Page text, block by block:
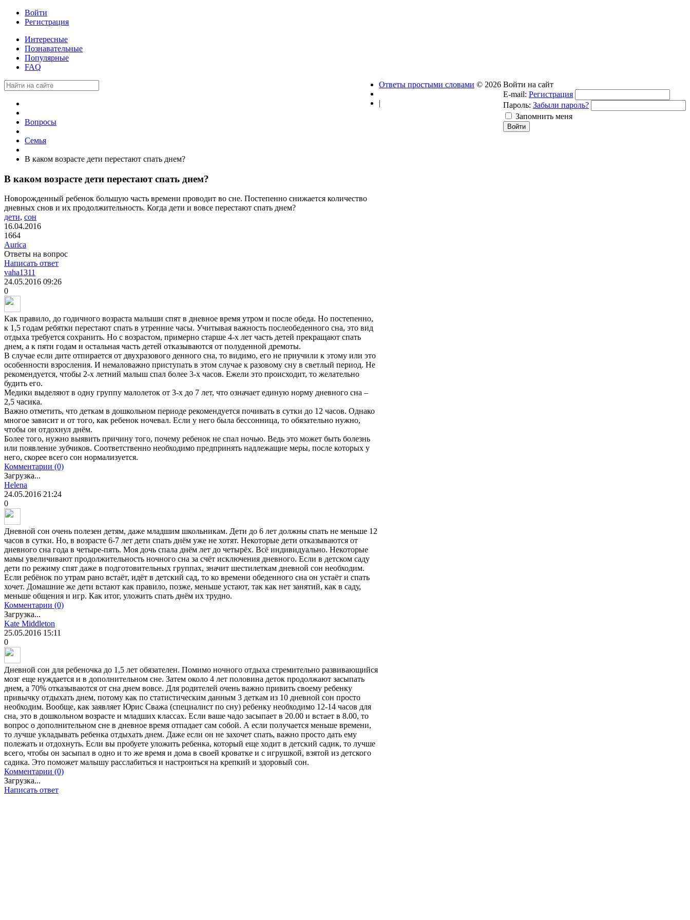
Войти
Регистрация
Интересные
Познавательные
Популярные
FAQ
Вопросы
Семья
В каком возрасте дети перестают спать днем?
В каком возрасте дети перестают спать днем?
Новорожденный ребенок большую часть времени проводит во сне. Постепенно снижается количество
дневных снов и их продолжительность. Когда дети и вовсе перестают спать днем?
дети, сон
16.04.2016
1664
Aurica
Ответы на вопрос
Написать ответ
vaha1311
24.05.2016 09:26
0
Как правило, до годичного возраста малыши спят в дневное время утром и после обеда. Но постепенно,
к 1,5 годам ребятки перестают спать в утренние часы. Учитывая важность послеобеденного сна, это вид
отдыха требуется сохранить. Но с возрастом, примерно старше 4-х лет часть детей прекращают спать
днем, а к пяти годам и остальная часть детей отказываются от полуденной дремоты.
В случае если дите отпирается от двухразового денного сна, то видимо, его не приучили к этому или это
особенности взросления. И немаловажно приступать в этом случае к разовому сну в светлый период. Не
рекомендуется, чтобы 2-х летний малыш спал более 3-х часов. Ежели это происходит, то желательно
будить его.
Медики выделяют в одну группу малолеток от 3-х до 7 лет, что означает единую норму дневного сна –
2,5 часика.
Важно отметить, что деткам в дошкольном периоде рекомендуется почивать в сутки до 12 часов. Однако
многое зависит и от того, как ребенок ночевал. Если у него была бессонница, то обязательно нужно,
чтобы он отдохнул днём.
Более того, нужно выявить причину того, почему ребенок не спал ночью. Ведь это может быть болезнь
или появление зубчиков. Соответственно необходимо предпринять надлежащие меры, после которых у
него, скорее всего сон нормализуется.
Комментарии (0)
Загрузка...
Helena
24.05.2016 21:24
0
Дневной сон очень полезен детям, даже младшим школьникам. Дети до 6 лет должны спать не меньше 12
часов в сутки. Но, в возрасте 6-7 лет дети спать днём уже не хотят. Некоторые дети отказываются от
дневного сна года в четыре-пять. Моя дочь спала днём лет до четырёх. Всё индивидуально. Некоторые
мамы увеличивают продолжительность ночного сна за счёт исключения дневного. Если в детском саду
дети по режиму спят даже в подготовительных группах, значит шестилеткам дневной сон необходим.
Если ребёнок по утрам рано встаёт, идёт в детский сад, то ко времени обеденного сна он устаёт и спать
хочет. Домашние же дети встают как правило, позже, меньше устают, так как нет занятий, как в саду,
меньше общения и игр. Как итог, уложить спать днём их трудно.
Комментарии (0)
Загрузка...
Kate Middleton
25.05.2016 15:11
0
Дневной сон для ребеночка до 1,5 лет обязателен. Помимо ночного отдыха стремительно развивающийся
мозг еще нуждается и в дополнительном сне. Затем около 4 лет половина деток продолжают засыпать
днем, а 70% отказываются от сна днем вовсе. Для родителей очень важно привить своему ребенку
привычку отдыхать днем, потому как по статистическим данным 3 деткам из 10 дневной сон просто
необходим. Вообще, как заявляет Юрис Сважа (специалист по сну) ребенку необходимо 12-14 часов для
сна, это в дошкольном возрасте и младших классах. Если ваше чадо засыпает в 20.00 и встает в 8.00, то
вопрос о дополнительном сне в дневное время отпадает сам собой. А если получается меньше времени,
то лучше укладывать ребенка отдыхать днем. Даже если он не захочет спать, важно просто дать ему
полежать и отдохнуть. Если вы пробуете уложить ребенка, который еще ходит в детский садик, то лучше
всего, чтобы он засыпал в одно и то же время и дома в своей кроватке и с игрушкой, взятой из детского
садика. Это поможет малышу расслабиться и настроиться на крепкий и здоровый сон.
Комментарии (0)
Загрузка...
Написать ответ
Войти на сайт
E-mail: Регистрация
Пароль: Забыли пароль?
Запомнить меня
Ответы простыми словами © 2026
|